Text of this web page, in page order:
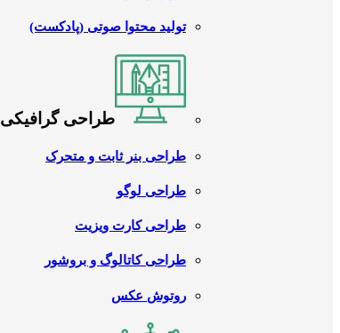
تولید محتوا صوتی (پادکست)
طراحی گرافیکی
طراحی بنر ثابت و متحرک
طراحی لوگو
طراحی کارت ویزیت
طراحی کاتالوگ و بروشور
روتوش عکس